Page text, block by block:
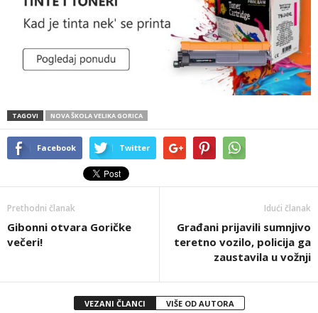
TAGOVI NOVA ŠKOLA VELIKA GORICA
Facebook Twitter
Prethodni članak
Gibonni otvara Goričke
večeri!
Idući članak
Građani prijavili sumnjivo
teretno vozilo, policija ga
zaustavila u vožnji
VEZANI ČLANCI VIŠE OD AUTORA